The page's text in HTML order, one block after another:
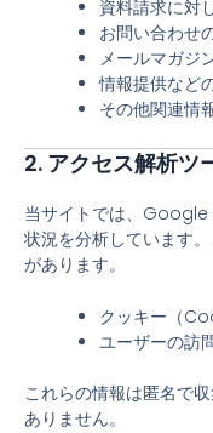
資料請求に対
お問い合わせ
メールマガジ
情報提供など
その他関連情
2. アクセス解析ツ
当サイトでは、
状況を分析しています
があります。
クッキー（
ユーザーの訪
これらの情報は匿名で
ありません。